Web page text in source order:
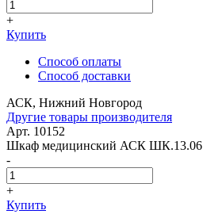
+
Купить
Способ оплаты
Способ доставки
АСК, Нижний Новгород
Другие товары производителя
Арт. 10152
Шкаф медицинский АСК ШК.13.06
-
+
Купить